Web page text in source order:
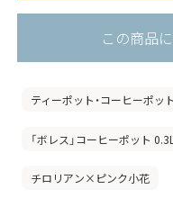
この商品
ティーポット・コーヒーポット
「ボレス」コーヒーポット 0.3L
チロリアン×ピンク小花